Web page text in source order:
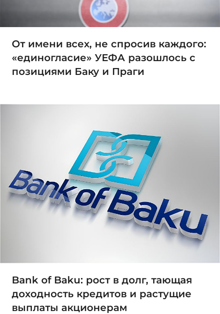
От имени всех, не спросив каждого:
«единогласие» УЕФА разошлось с
позициями Баку и Праги
Bank of Baku: рост в долг, тающая
доходность кредитов и растущие
выплаты акционерам